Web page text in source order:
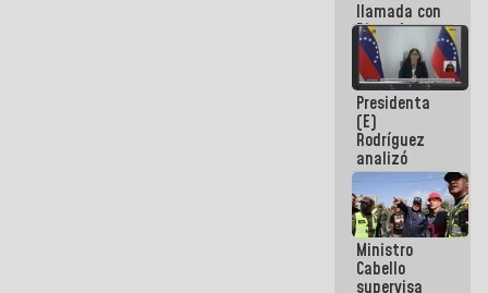
llamada con
Dinorah
Figuera y
acuerdan
primer
encuentro
presencial
para el
diálogo
Presidenta
(E)
Rodríguez
analizó
junto a
gobernadores
planes de
recuperación
del Sistema
Eléctrico
Ministro
Cabello
supervisa